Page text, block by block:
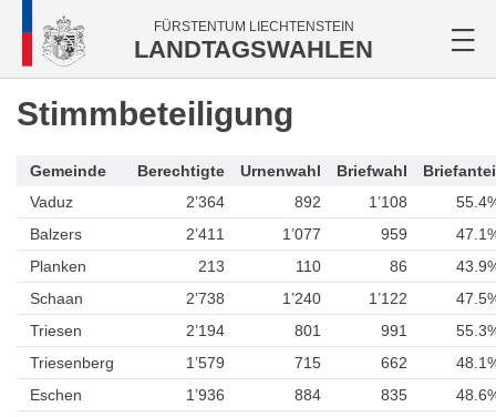
FÜRSTENTUM LIECHTENSTEIN
LANDTAGSWAHLEN
Stimmbeteiligung
Gemeinde Berechtigte Urnenwahl Briefwahl
Vaduz
2’364 892 1’108
Balzers
2’411 1’077 959
Planken
213 110 86
Schaan
2’738 1’240 1’122
Triesen
2’194 801 991
Triesenberg
1’579 715 662
Eschen
1’936 884 835